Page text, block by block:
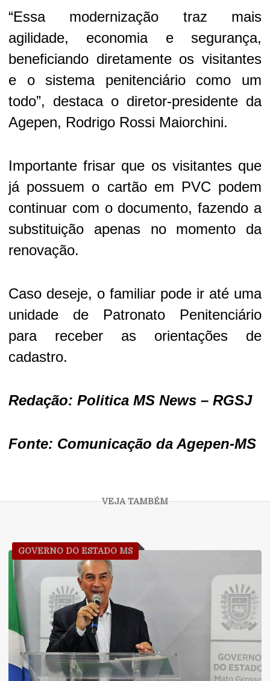
“Essa modernização traz mais
agilidade, economia e segurança,
beneficiando diretamente os visitantes
e o sistema penitenciário como um
todo”, destaca o diretor-presidente da
Agepen, Rodrigo Rossi Maiorchini.
Importante frisar que os visitantes que
já possuem o cartão em PVC podem
continuar com o documento, fazendo a
substituição apenas no momento da
renovação.
Caso deseje, o familiar pode ir até uma
unidade de Patronato Penitenciário
para receber as orientações de
cadastro.
Redação: Politica MS News – RGSJ
Fonte: Comunicação da Agepen-MS
GOVERNO DO ESTADO MS